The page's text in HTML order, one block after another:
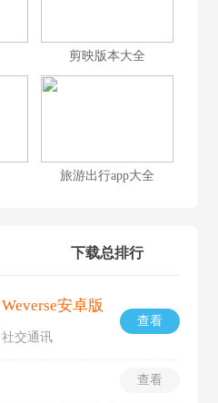
剪映版本大全
旅游出行app大全
下载总排行
查看
Weverse安卓版
社交通讯
查看